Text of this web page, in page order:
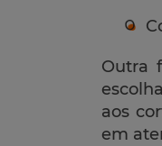
Outra
aos
em